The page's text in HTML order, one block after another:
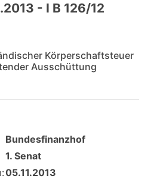
- I B 126/12
Körperschaftsteuer
Ausschüttung
Bundesfinanzhof
1. Senat
05.11.2013